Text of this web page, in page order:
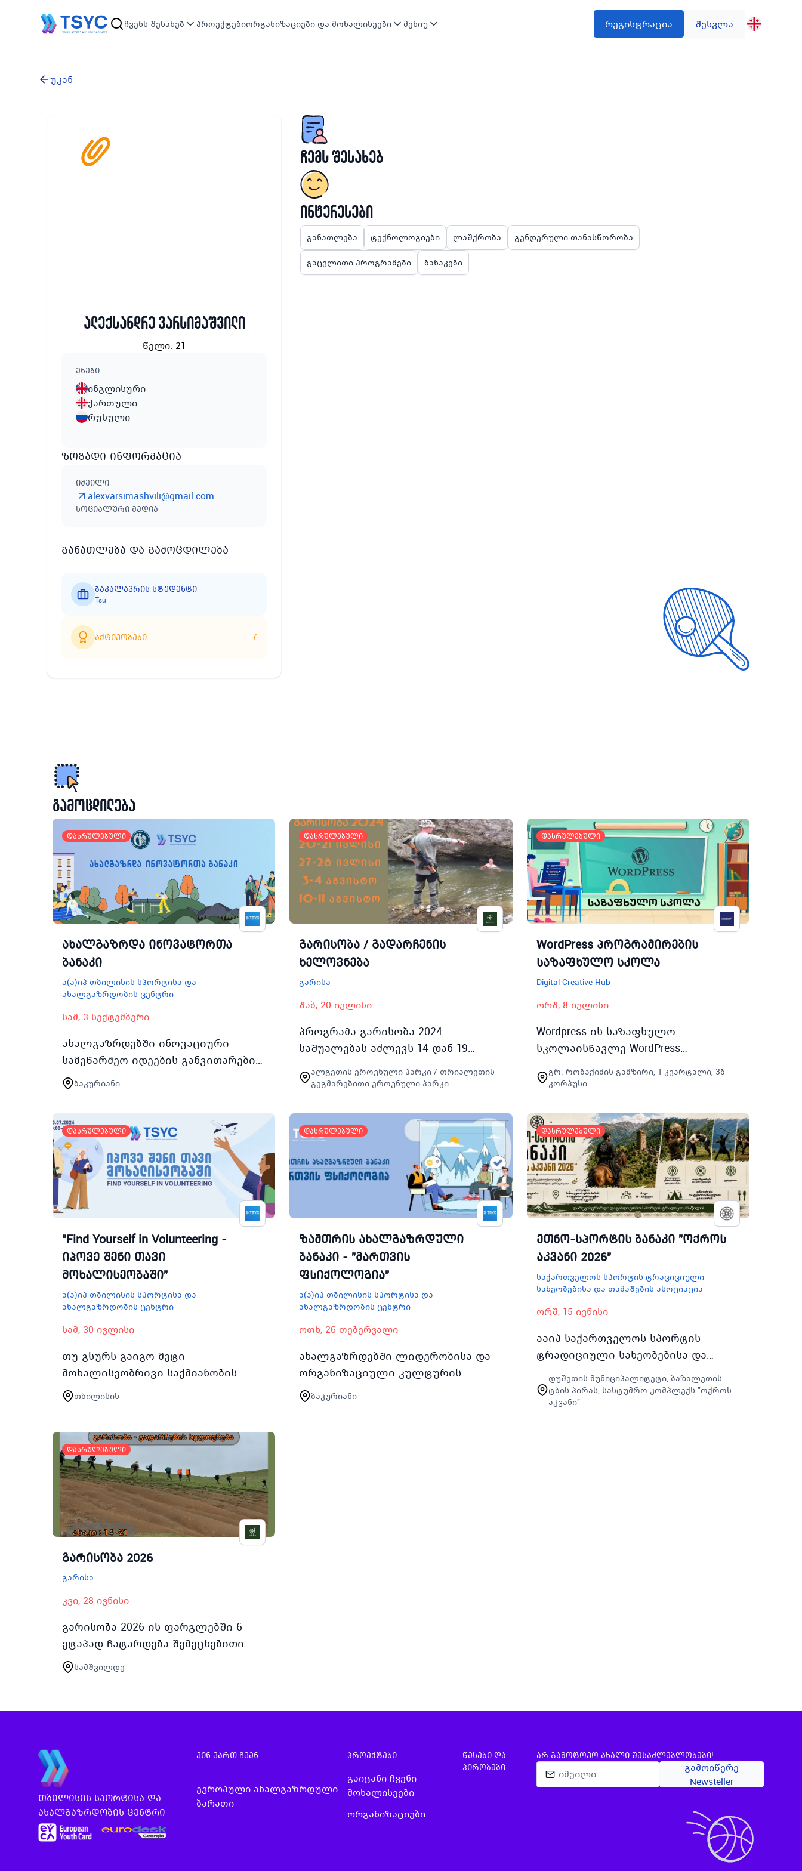
ჩვენს შესახებ პროექტებიორგანიზაციები და მოხალისეები მენიუ რეგისტრაცია შესვლა
უკან
ალექსანდრე ვარსიმაშვილი
წელი: 21
ენები
ინგლისური
ქართული
რუსული
ზოგადი ინფორმაცია
იმეილი
alexvarsimashvili@gmail.com
სოციალური მედია
განათლება და გამოცდილება
ბაკალავრის სტუდენტი
Tsu
აქტივობები 7
ჩემს შესახებ
ინტერესები
განათლება ტექნოლოგიები ლაშქრობა გენდერული თანასწორობა
გაცვლითი პროგრამები ბანაკები
გამოცდილება
დასრულებული
ახალგაზრდა ინოვატორთა
ბანაკი
ა(ა)იპ თბილისის სპორტისა და
ახალგაზრდობის ცენტრი
სამ, 3 სექტემბერი
ახალგაზრდებში ინოვაციური
სამეწარმეო იდეების განვითარების
ხელშეწყობის მიზნით 3
სექტემბრიდან 7 სექტემბრის
ინოვატორთა ბანაკ…
ბაკურიანი
დასრულებული
გარისობა / გადარჩენის
ხელოვნება
გარისა
შაბ, 20 ივლისი
პროგრამა გარისობა 2024
საშუალებას აძლევს 14 დან 19
სალაშქრო და თვითგადარჩენის
საკუთარი შესაძლებლო…
ალგეთის ეროვნული პარკი / თრიალეთის
გეგმარებითი ეროვნული პარკი
დასრულებული
WordPress პროგრამირების
საზაფხულო სკოლა
Digital Creative Hub
ორშ, 8 ივლისი
Wordpress ის საზაფხულო
სკოლაისწავლე WordPress
პროგრამები 2024ის
საზაფხულო სკოლაში 7 დღის
განმავლობაში 8 ს…
გრ. რობაქიძის გამზირი, 1 კვარტალი, 3ბ
კორპუსი
დასრულებული
"Find Yourself in Volunteering -
იპოვე შენი თავი
მოხალისეობაში"
ა(ა)იპ თბილისის სპორტისა და
ახალგაზრდობის ცენტრი
სამ, 30 ივლისი
თუ გსურს გაიგო მეტი
მოხალისეობრივი საქმიანობის
შესახებ არ გამოტოვო
შესაძლებლობა ჩაერთო TSYCის Find
სპორტისა და ახა…
თბილისის
დასრულებული
ზამთრის ახალგაზრდული
ბანაკი - "მართვის
ფსიქოლოგია"
ა(ა)იპ თბილისის სპორტისა და
ახალგაზრდობის ცენტრი
ოთხ, 26 თებერვალი
ახალგაზრდებში ლიდერობისა და
ორგანიზაციული კულტურის
განვითარების ხელშეწყობის
მიზნით 2025 წლის 26
ბაკურიანი
დასრულებული
ეთნო-სპორტის ბანაკი "ოქროს
აკვანი 2026"
საქართველოს სპორტის ტრაციციული
სახეობებისა და თამაშების ასოციაცია
ორშ, 15 ივნისი
ააიპ საქართველოს სპორტის
ტრადიციული სახეობებისა და
15დან 21 ივნისის ჩათვლით
თბილისში მცხოვრები 18დან 22
დუშეთის მუნიციპალიტეტი, ბაზალეთის
ტბის პირას, სასტუმრო კომპლექს "ოქროს
აკვანი"
დასრულებული
გარისობა 2026
გარისა
კვი, 28 ივნისი
გარისობა 2026 ის ფარგლებში 6
ეტაპად ჩატარდება შემეცნებითი
სწავლებები და ლაშქრობები 14 დან
21 წლამდე მოზარდებისთვის და
სწავლე…
სამშვილდე
თბილისის სპორტისა და
ახალგაზრდობის ცენტრი
ვინ ვართ ჩვენ
ევროპული ახალგაზრდული
ბარათი
პროექტები
გაიცანი ჩვენი
მოხალისეები
ორგანიზაციები
წესები და
პირობები
ᲐᲠ ᲒᲐᲛᲝᲢᲝᲕᲝ ᲐᲮᲐᲚᲘ ᲨᲔᲡᲐᲫᲚᲔᲑᲚᲝᲑᲔᲑᲘ!
გამოიწერე
Newsteller